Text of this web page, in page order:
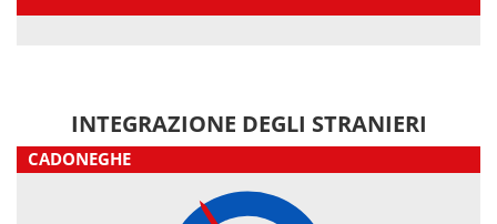
INTEGRAZIONE DEGLI STRANIERI
CADONEGHE